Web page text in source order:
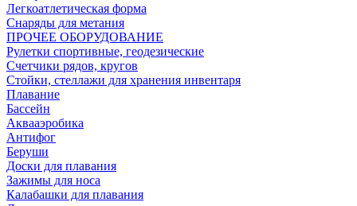
Легкоатлетическая форма
Снаряды для метания
ПРОЧЕЕ ОБОРУДОВАНИЕ
Рулетки спортивные, геодезические
Счетчики рядов, кругов
Стойки, стеллажи для хранения инвентаря
Плавание
Бассейн
Аквааэробика
Антифог
Беруши
Доски для плавания
Зажимы для носа
Калабашки для плавания